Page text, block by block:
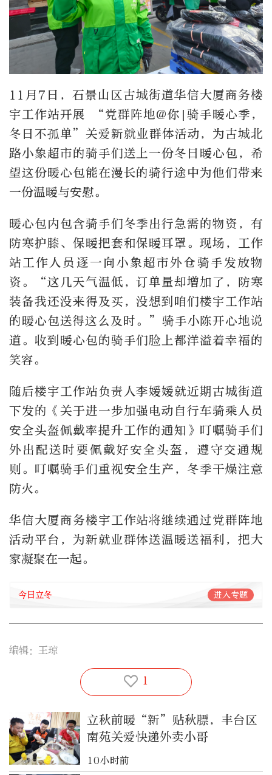
11月7日，石景山区古城街道华信大厦商务楼
宇工作站开展 “党群阵地@你|骑手暖心季，
冬日不孤单”关爱新就业群体活动，为古城北
路小象超市的骑手们送上一份冬日暖心包，希
望这份暖心包能在漫长的骑行途中为他们带来
一份温暖与安慰。
暖心包内包含骑手们冬季出行急需的物资，有
防寒护膝、保暖把套和保暖耳罩。现场，工作
站工作人员逐一向小象超市外仓骑手发放物
资。“这几天气温低，订单量却增加了，防寒
装备我还没来得及买，没想到咱们楼宇工作站
的暖心包送得这么及时。”骑手小陈开心地说
道。收到暖心包的骑手们脸上都洋溢着幸福的
笑容。
随后楼宇工作站负责人李媛媛就近期古城街道
下发的《关于进一步加强电动自行车骑乘人员
安全头盔佩戴率提升工作的通知》叮嘱骑手们
外出配送时要佩戴好安全头盔，遵守交通规
则。叮嘱骑手们重视安全生产，冬季干燥注意
防火。
华信大厦商务楼宇工作站将继续通过党群阵地
活动平台，为新就业群体送温暖送福利，把大
家凝聚在一起。
今日立冬 进入专题
编辑：王琼
1
立秋前暖“新”贴秋膘，丰台区
南苑关爱快递外卖小哥
10小时前